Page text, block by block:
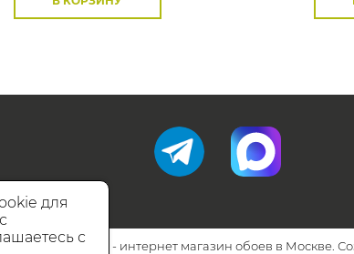
© 2026 Walls.ru - интернет магазин обоев в Москве.
для
с